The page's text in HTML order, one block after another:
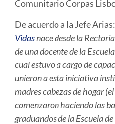
Comunitario Corpas
De acuerdo a la Jefe Arias:
Vidasnace desde la
de una docente de la
cual estuvo a cargo de
unieron a esta iniciativa
madres cabezas de hogar
comenzaron haciendo las
graduandos de la Escuela